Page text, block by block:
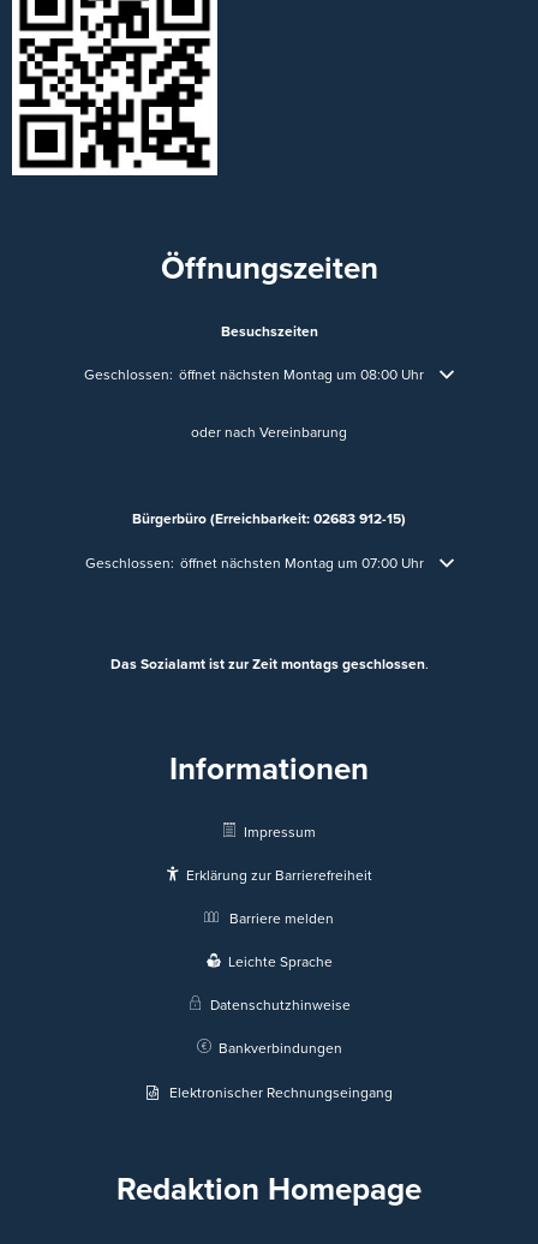
Öffnungszeiten
Besuchszeiten
Klicken, um weitere Öffnungs- oder Schließzeiten auszublenden
Geschlossen: öffnet nächsten Montag um 08:00 Uhr
oder nach Vereinbarung
Bürgerbüro (Erreichbarkeit: 02683 912-15)
Klicken, um weitere Öffnungs- oder Schließzeiten auszublenden
Geschlossen: öffnet nächsten Montag um 07:00 Uhr
Das Sozialamt ist zur Zeit montags geschlossen.
Informationen
Impressum
Erklärung zur Barrierefreiheit
Barriere melden
Leichte Sprache
Datenschutzhinweise
Bankverbindungen
Elektronischer Rechnungseingang
Redaktion Homepage